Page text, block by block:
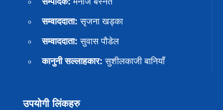
सम्वाददाता: सृजना खड्का
सम्वाददाता: सुवास पाैडेल
कानुनी सल्लाहकार: सुशीलकाजी बानियाँ
उपयोगी लिंकहरु